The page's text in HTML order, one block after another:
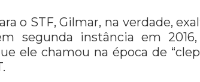
o STF, Gilmar, na verdade,
segunda instância em
ele chamou na época de